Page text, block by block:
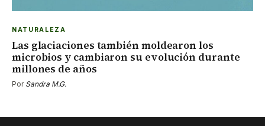
NATURALEZA
Las glaciaciones también moldearon los
microbios y cambiaron su evolución durante
millones de años
Por Sandra M.G.